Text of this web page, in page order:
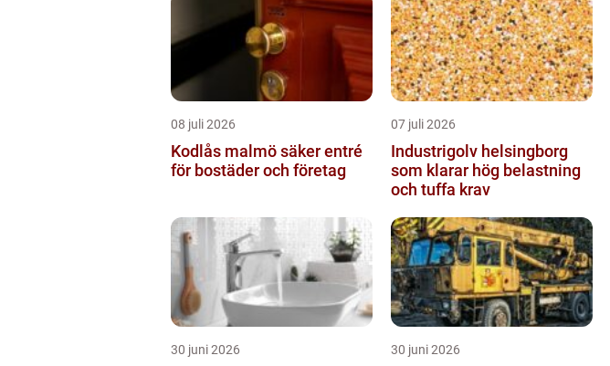
08 juli 2026
Kodlås malmö säker entré
för bostäder och företag
07 juli 2026
Industrigolv helsingborg
som klarar hög belastning
och tuffa krav
30 juni 2026 30 juni 2026